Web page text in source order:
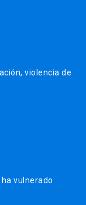
violencia de
vulnerado